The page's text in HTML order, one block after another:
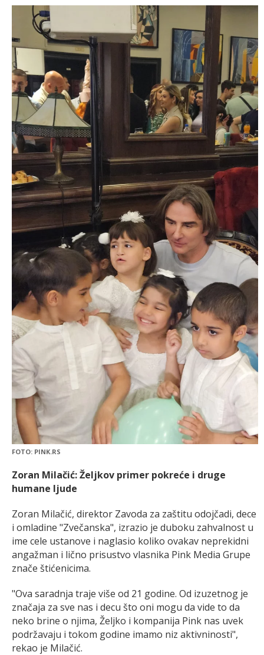
FOTO: PINK.RS
Zoran Milačić: Željkov primer pokreće i druge
humane ljude
Zoran Milačić, direktor Zavoda za zaštitu odojčadi, dece
i omladine "Zvečanska", izrazio je duboku zahvalnost u
ime cele ustanove i naglasio koliko ovakav neprekidni
angažman i lično prisustvo vlasnika Pink Media Grupe
znače štićenicima.
"Ova saradnja traje više od 21 godine. Od izuzetnog je
značaja za sve nas i decu što oni mogu da vide to da
neko brine o njima, Željko i kompanija Pink nas uvek
podržavaju i tokom godine imamo niz aktivninosti",
rekao je Milačić.